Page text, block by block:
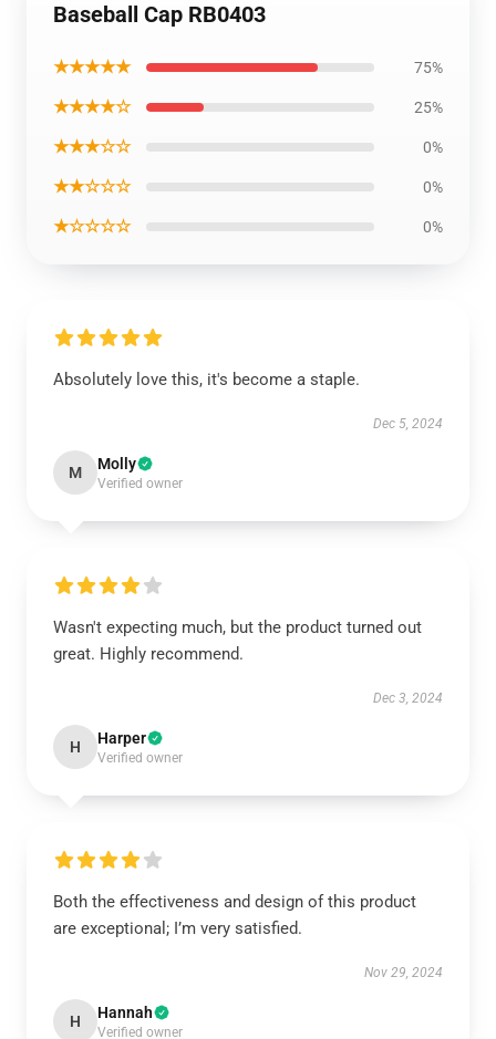
Baseball Cap RB0403
★★★★★ 75%
★★★★☆ 25%
★★★☆☆ 0%
★★☆☆☆ 0%
★☆☆☆☆ 0%
Absolutely love this, it's become a staple.
Dec 5, 2024
M Molly
Verified owner
Wasn't expecting much, but the product turned out
great. Highly recommend.
Dec 3, 2024
H Harper
Verified owner
Both the effectiveness and design of this product
are exceptional; I’m very satisfied.
Nov 29, 2024
H Hannah
Verified owner